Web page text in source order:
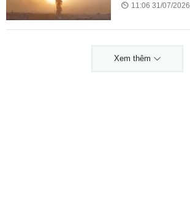
11:06 31/07/2026
Xem thêm